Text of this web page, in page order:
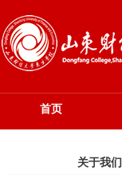
首页
关于我们